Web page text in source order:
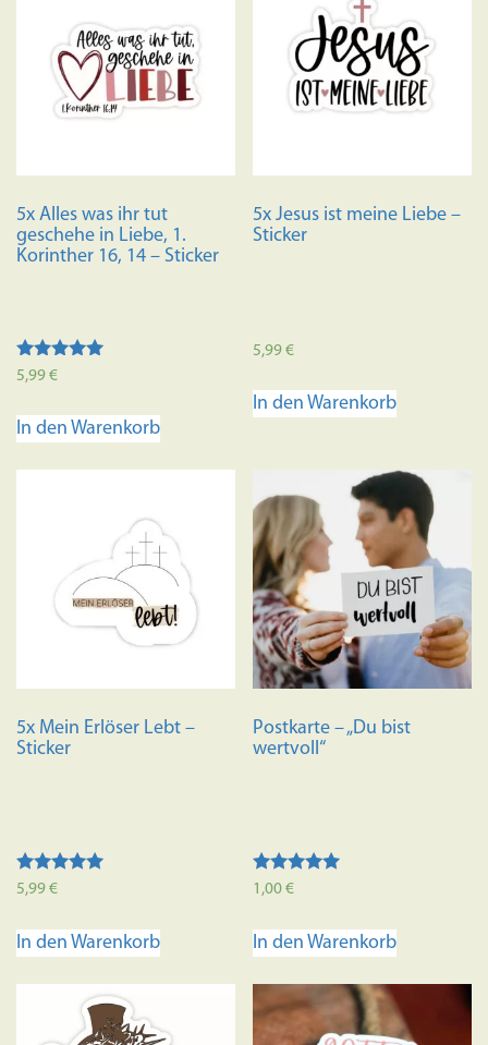
5x Alles was ihr tut
geschehe in Liebe, 1.
Korinther 16, 14 – Sticker
Bewertet mit
5,99€
In den Warenkorb
5x Jesus ist meine Liebe –
Sticker
5,99€
In den Warenkorb
5x Mein Erlöser Lebt –
Sticker
Bewertet mit
5,99€
In den Warenkorb
Postkarte – „Du bist
wertvoll“
Bewertet mit
1,00€
In den Warenkorb